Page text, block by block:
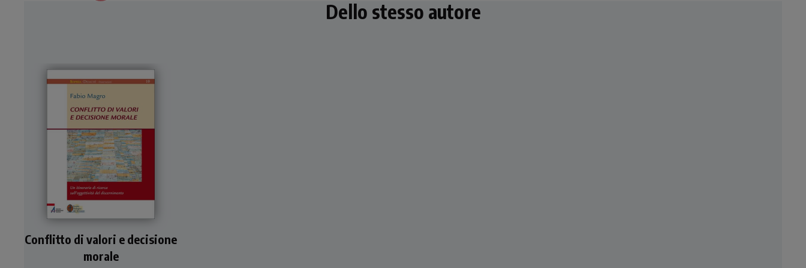
Dello stesso autore
storico-teologico, lo studio
conflitto di valori e
Conflitto di valori e decisione
morale